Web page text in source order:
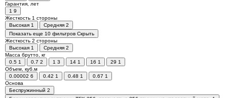
Гарантия, лет
1 9
Жесткость 1 стороны
Высокая 1 Средняя 2
Показать еще 10 фильтров Скрыть
Жесткость 2 стороны
Высокая 1 Средняя 2
Масса брутто, кг
0.5 1 0.7 2 1 3 14 1 16 1 29 1
Объем, куб.м
0.00002 6 0.42 1 0.48 1 0.67 1
Основа
Беспружинный 2